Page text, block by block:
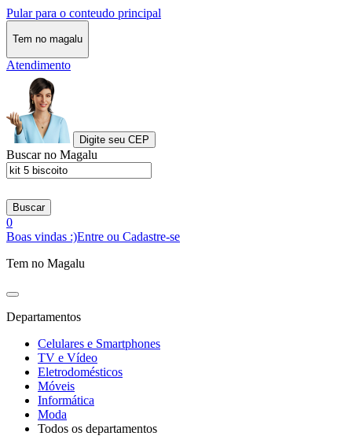
Pular para o conteudo principal
Tem no magalu
Atendimento
Digite seu CEP
Buscar no Magalu
Buscar
0
Boas vindas :)Entre ou Cadastre-se
Tem no Magalu
Departamentos
Celulares e Smartphones
TV e Vídeo
Eletrodomésticos
Móveis
Informática
Moda
Todos os departamentos